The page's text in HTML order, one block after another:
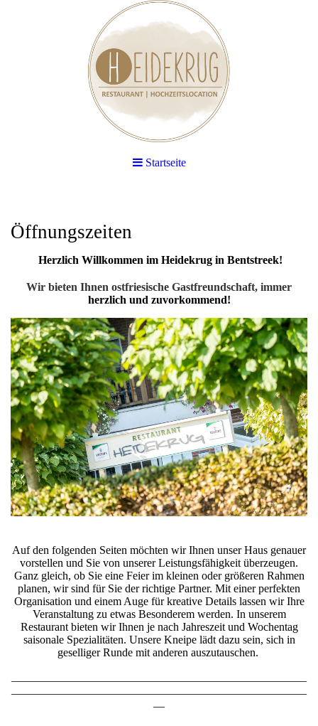
Startseite
Öffnungszeiten
Herzlich Willkommen im Heidekrug in Bentstreek!
Wir bieten Ihnen ostfriesische Gastfreundschaft, immer
herzlich und zuvorkommend!
Auf den folgenden Seiten möchten wir Ihnen unser Haus genauer
vorstellen und Sie von unserer Leistungsfähigkeit überzeugen.
Ganz gleich, ob Sie eine Feier im kleinen oder größeren Rahmen
planen, wir sind für Sie der richtige Partner. Mit einer perfekten
Organisation und einem Auge für kreative Details lassen wir Ihre
Veranstaltung zu etwas Besonderem werden. In unserem
Restaurant bieten wir Ihnen je nach Jahreszeit und Wochentag
saisonale Spezialitäten. Unsere Kneipe lädt dazu sein, sich in
geselliger Runde mit anderen auszutauschen.